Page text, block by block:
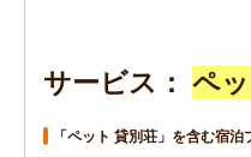
サービス ペ
「ペット 貸別荘」を含む宿泊